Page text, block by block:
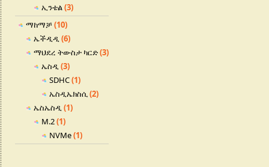
ኢንቴል(3)
ማከማቻ (10)
ኤችዲዲ (6)
ማህደረ ትውስታ ካርድ(3)
ኤስዲ (3)
SDHC(1)
ኤስዲኤክስሲ(2)
ኤስኤስዲ (1)
M.2(1)
NVMe(1)